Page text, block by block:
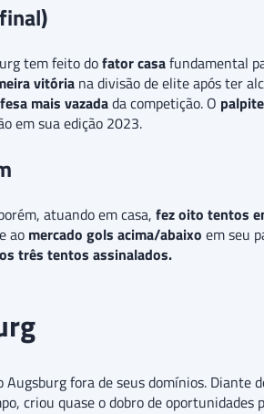
tem feito dofator casafundamental
vitória na divisão de elite após ter
mais vazadada competição. O
em sua edição 2023.
atuando em casa, fez oito tentos
ao mercado gols acima/abaixo em seu
três tentos assinalados.
fora de seus domínios.
criou quase o dobro de